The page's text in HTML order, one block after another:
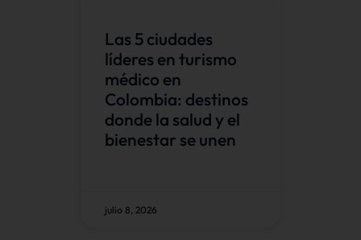
Las 5 ciudades
líderes en turismo
médico en
Colombia: destinos
donde la salud y el
bienestar se unen
julio 8, 2026